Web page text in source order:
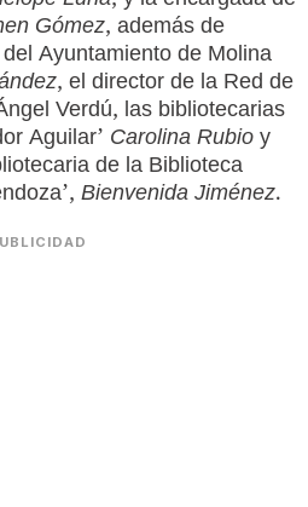
Gómez, además de
Ayuntamiento de Molina
, el director de la Red de
Verdú, las bibliotecarias
Aguilar’ Carolina Rubioy
de la Biblioteca
Bienvenida Jiménez.